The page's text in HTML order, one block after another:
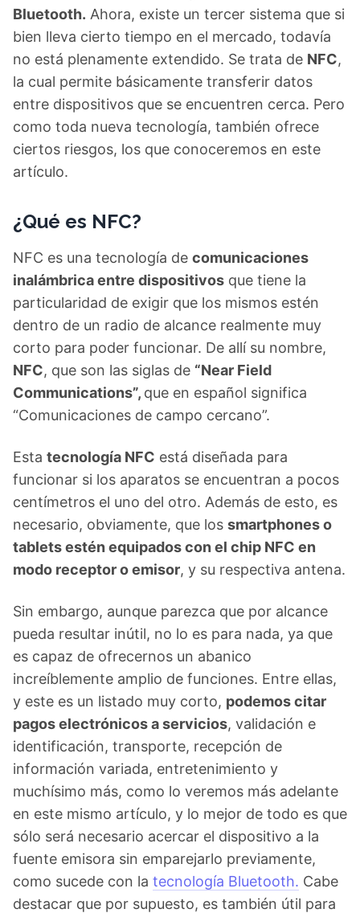
Bluetooth. Ahora, existe un tercer sistema que si
bien lleva cierto tiempo en el mercado, todavía
no está plenamente extendido. Se trata de NFC,
la cual permite básicamente transferir datos
entre dispositivos que se encuentren cerca. Pero
como toda nueva tecnología, también ofrece
ciertos riesgos, los que conoceremos en este
artículo.
¿Qué es NFC?
NFC es una tecnología de comunicaciones
inalámbrica entre dispositivos que tiene la
particularidad de exigir que los mismos estén
dentro de un radio de alcance realmente muy
corto para poder funcionar. De allí su nombre,
NFC, que son las siglas de “Near Field
Communications”, que en español significa
“Comunicaciones de campo cercano”.
Esta tecnología NFC está diseñada para
funcionar si los aparatos se encuentran a pocos
centímetros el uno del otro. Además de esto, es
necesario, obviamente, que los smartphones o
tablets estén equipados con el chip NFC en
modo receptor o emisor, y su respectiva antena.
Sin embargo, aunque parezca que por alcance
pueda resultar inútil, no lo es para nada, ya que
es capaz de ofrecernos un abanico
increíblemente amplio de funciones. Entre ellas,
y este es un listado muy corto, podemos citar
pagos electrónicos a servicios, validación e
identificación, transporte, recepción de
información variada, entretenimiento y
muchísimo más, como lo veremos más adelante
en este mismo artículo, y lo mejor de todo es que
sólo será necesario acercar el dispositivo a la
fuente emisora sin emparejarlo previamente,
como sucede con la tecnología Bluetooth. Cabe
destacar que por supuesto, es también útil para